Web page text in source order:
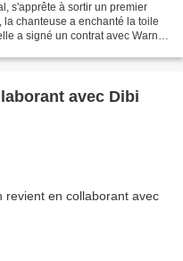
s'apprête à sortir un premier
chanteuse a enchanté la toile
a signé un contrat avec Warner
avec Dibi